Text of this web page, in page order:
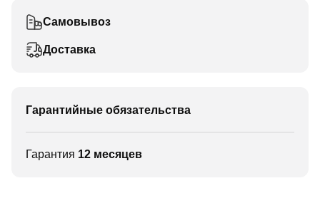
Самовывоз
Доставка
Гарантийные обязательства
Гарантия 12 месяцев